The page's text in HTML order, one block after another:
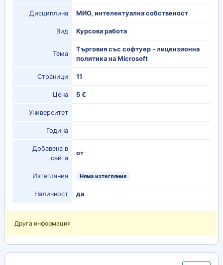
Дисциплина МИО, интелектуална собственост
Вид Курсова работа
Тема
Търговия със софтуер - лицензионна
политика на Microsoft
Страници 11
Цена 5 €
Университет
Година
Добавена в
сайта
от
Изтегляния Няма изтегляния
Наличност да
Друга информация